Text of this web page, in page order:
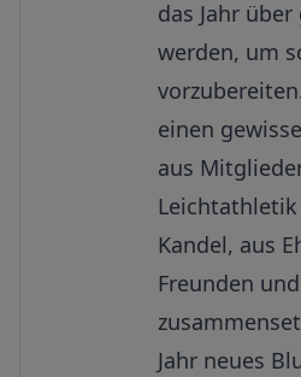
das Jahr
werden, um
einen
aus
Leichtathletik
Kandel, aus
Freunden
Jahr neues